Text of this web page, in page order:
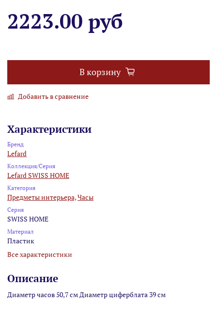
2223.00 руб
В корзину
Добавить в сравнение
Характеристики
Бренд
Lefard
Коллекция/Серия
Lefard SWISS HOME
Категория
Предметы интерьера,Часы
Серия
SWISS HOME
Материал
Пластик
Все характеристики
Описание
Диаметр часов 50,7 см Диаметр циферблата 39 см